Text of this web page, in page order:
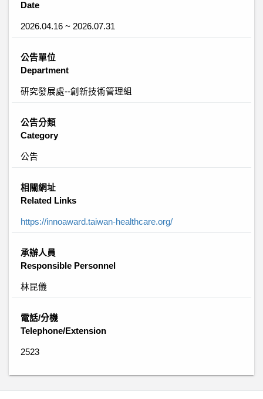
Date
2026.04.16 ~ 2026.07.31
公告單位
Department
研究發展處--創新技術管理組
公告分類
Category
公告
相關網址
Related Links
https://innoaward.taiwan-healthcare.org/
承辦人員
Responsible Personnel
林昆儀
電話/分機
Telephone/Extension
2523